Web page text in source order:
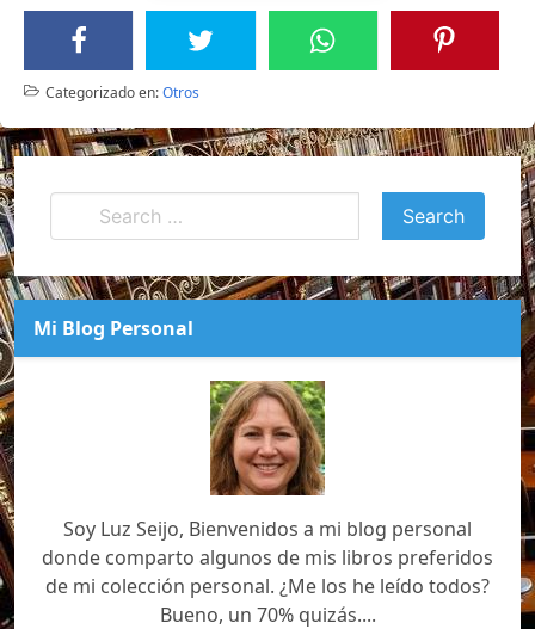
Categorizado en:Otros
Mi Blog Personal
Soy Luz Seijo, Bienvenidos a mi blog personal
donde comparto algunos de mis libros preferidos
de mi colección personal. ¿Me los he leído todos?
Bueno, un 70% quizás....